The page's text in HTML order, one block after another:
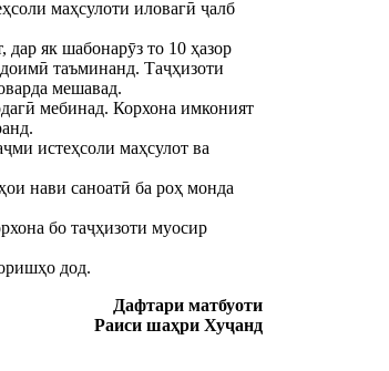
маҳсулоти иловагӣ ҷалб
як шабонарӯз то 10 ҳазор
таъминанд. Таҷҳизоти
мешавад.
мебинад. Корхона имконият
истеҳсоли маҳсулот ва
нави саноатӣ ба роҳ монда
бо таҷҳизоти муосир
дод.
Дафтари матбуоти
Раиси шаҳри Хуҷанд